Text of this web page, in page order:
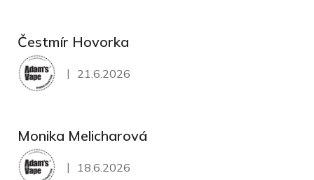
Čestmír Hovorka
Hodnocení obchodu je 5 z 5 hvězdiček.
| 21.6.2026
Monika Melicharová
Hodnocení obchodu je 5 z 5 hvězdiček.
| 18.6.2026